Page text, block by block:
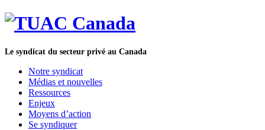
Le syndicat du secteur privé au Canada
Notre syndicat
Médias et nouvelles
Ressources
Enjeux
Moyens d’action
Se syndiquer